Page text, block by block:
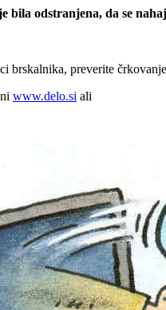
bila odstranjena, da se
brskalnika, preverite
www.delo.si ali